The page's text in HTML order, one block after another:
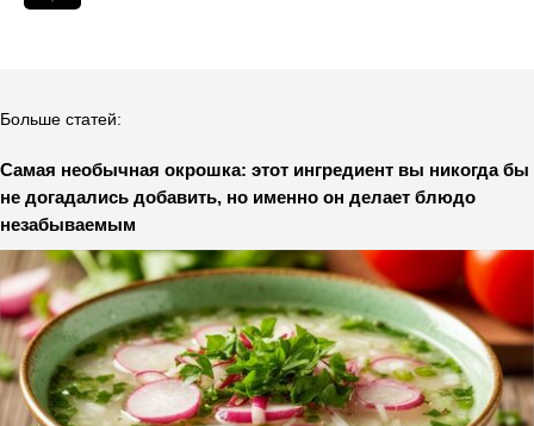
Больше статей:
Самая необычная окрошка: этот ингредиент вы никогда бы
не догадались добавить, но именно он делает блюдо
незабываемым